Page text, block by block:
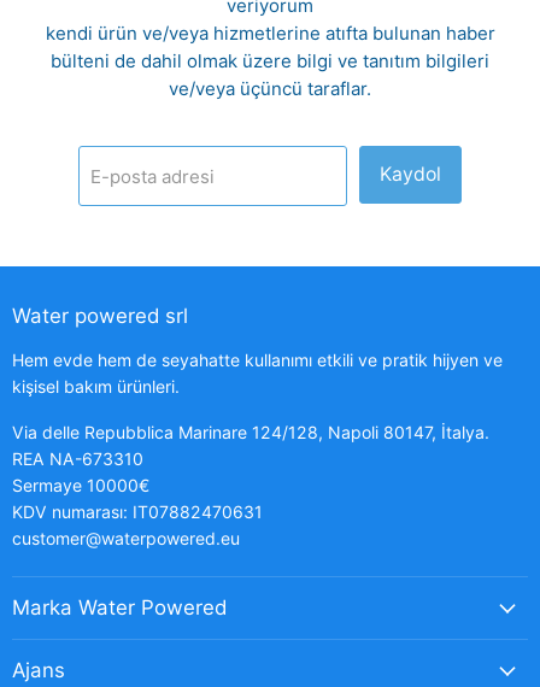
veriyorum
kendi ürün ve/veya hizmetlerine atıfta bulunan haber
bülteni de dahil olmak üzere bilgi ve tanıtım bilgileri
ve/veya üçüncü taraflar.
E-posta adresi Kaydol
Water powered srl
Hem evde hem de seyahatte kullanımı etkili ve pratik hijyen ve
kişisel bakım ürünleri.
Via delle Repubblica Marinare 124/128, Napoli 80147, İtalya.
REA NA-673310
Sermaye 10000€
KDV numarası: IT07882470631
customer@waterpowered.eu
Marka Water Powered
Ajans